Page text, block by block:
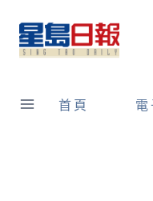
content
首頁 電